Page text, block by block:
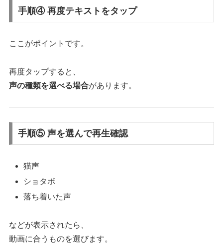
手順④ 再度テキストをタップ
ここがポイントです。
再度タップすると、
声の種類を選べる場合があります。
手順⑤ 声を選んで再生確認
猫声
ショタボ
落ち着いた声
などが表示されたら、
動画に合うものを選びます。